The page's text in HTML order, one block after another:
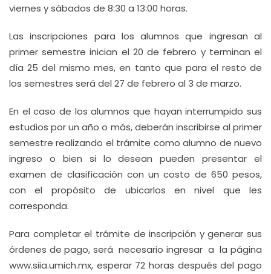
viernes y sábados de 8:30 a 13:00 horas.
Las inscripciones para los alumnos que ingresan al
primer semestre inician el 20 de febrero y terminan el
día 25 del mismo mes, en tanto que para el resto de
los semestres será del 27 de febrero al 3 de marzo.
En el caso de los alumnos que hayan interrumpido sus
estudios por un año o más, deberán inscribirse al primer
semestre realizando el trámite como alumno de nuevo
ingreso o bien si lo desean pueden presentar el
examen de clasificación con un costo de 650 pesos,
con el propósito de ubicarlos en nivel que les
corresponda.
Para completar el trámite de inscripción y generar sus
órdenes de pago, será necesario ingresar a la página
www.siia.umich.mx, esperar 72 horas después del pago